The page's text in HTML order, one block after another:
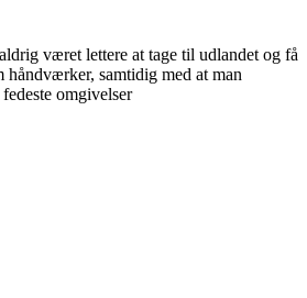
været lettere at tage til udlandet og få
håndværker, samtidig med at man
omgivelser